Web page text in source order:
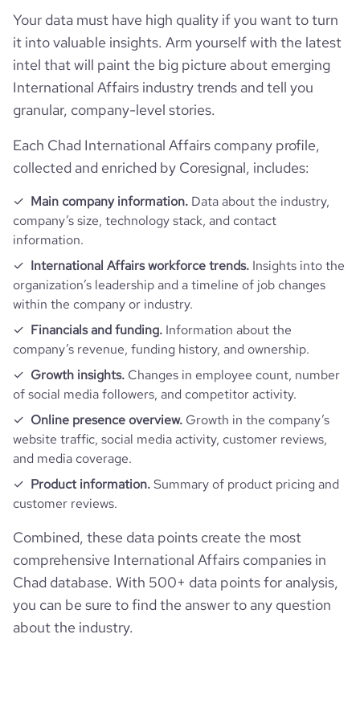
hq_full_address *******
Your data must have high quality if you want to turn
it into valuable insights. Arm yourself with the latest
intel that will paint the big picture about emerging
International Affairs industry trends and tell you
granular, company-level stories.
Each Chad International Affairs company profile,
collected and enriched by Coresignal, includes:
Main company information. Data about the industry,
company’s size, technology stack, and contact
information.
International Affairs workforce trends. Insights into the
organization’s leadership and a timeline of job changes
within the company or industry.
Financials and funding. Information about the
company’s revenue, funding history, and ownership.
Growth insights. Changes in employee count, number
of social media followers, and competitor activity.
Online presence overview. Growth in the company’s
website traffic, social media activity, customer reviews,
and media coverage.
Product information.Summary of product pricing and
customer reviews.
Combined, these data points create the most
comprehensive International Affairs companies in
Chad database. With 500+ data points for analysis,
you can be sure to find the answer to any question
about the industry.